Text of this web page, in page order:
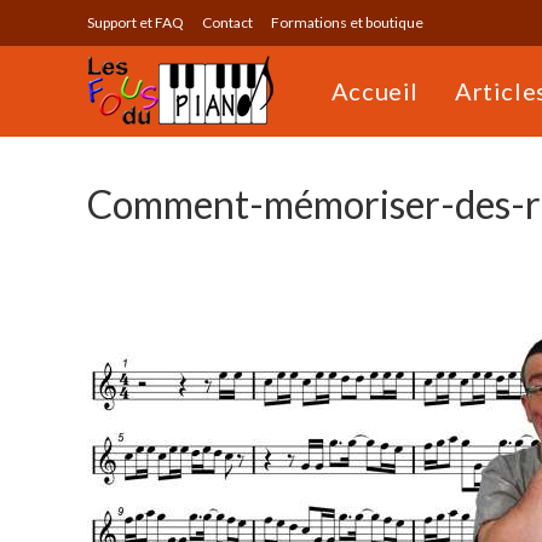
to
Support et FAQ Contact Formations et boutique
Accueil
Comment-mémoriser-